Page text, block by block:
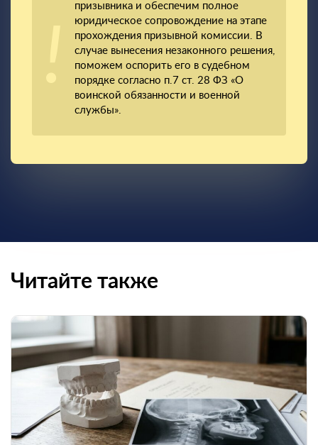
призывника и обеспечим полное
юридическое сопровождение на этапе
прохождения призывной комиссии. В
случае вынесения незаконного решения,
поможем оспорить его в судебном
порядке согласно п.7 ст. 28 ФЗ «О
воинской обязанности и военной
службы».
Читайте также